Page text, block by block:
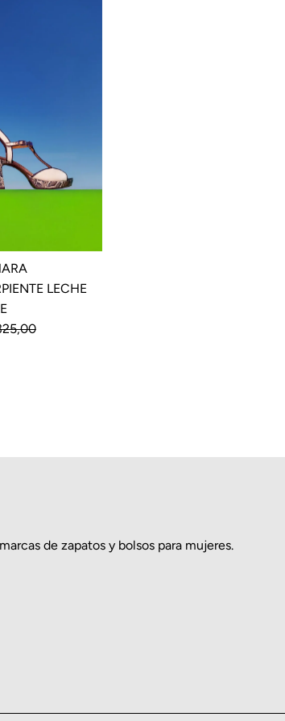
LECHE
de zapatos y bolsos para mujeres.